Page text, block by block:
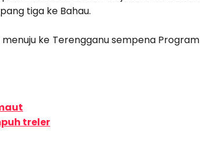
tiga ke Bahau.
ke Terengganu sempena Program
treler